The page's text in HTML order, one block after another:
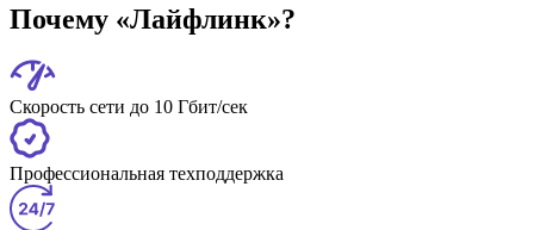
Почему «Лайфлинк»?
Скорость сети до 10 Гбит/сек
Профессиональная техподдержка